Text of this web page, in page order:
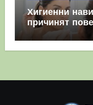
Хигиенни
причинят
полза